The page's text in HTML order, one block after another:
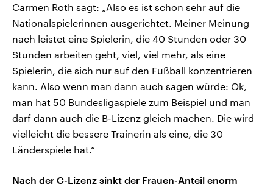
Carmen Roth sagt: „Also es ist schon sehr auf die
Nationalspielerinnen ausgerichtet. Meiner Meinung
nach leistet eine Spielerin, die 40 Stunden oder 30
Stunden arbeiten geht, viel, viel mehr, als eine
Spielerin, die sich nur auf den Fußball konzentrieren
kann. Also wenn man dann auch sagen würde: Ok,
man hat 50 Bundesligaspiele zum Beispiel und man
darf dann auch die B-Lizenz gleich machen. Die wird
vielleicht die bessere Trainerin als eine, die 30
Länderspiele hat.“
Nach der C-Lizenz sinkt der Frauen-Anteil enorm